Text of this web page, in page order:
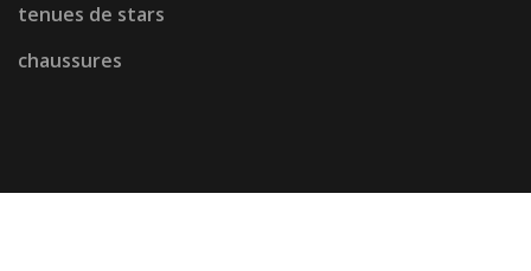
tenues de stars
chaussures